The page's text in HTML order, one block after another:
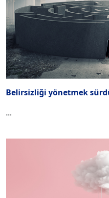
Belirsizliği yönetmek
...